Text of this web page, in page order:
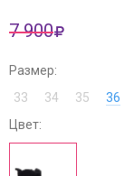
7 900
Размер:
33
34 35
36
Цвет: